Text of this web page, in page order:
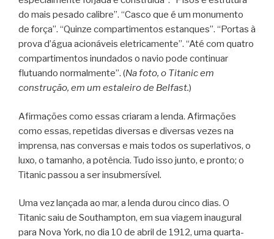
do mais pesado calibre”. “Casco que é um monumento
de força”. “Quinze compartimentos estanques”. “Portas à
prova d’água acionáveis eletricamente”. “Até com quatro
compartimentos inundados o navio pode continuar
flutuando normalmente”. (Na foto, o Titanic em
construção, em um estaleiro de Belfast.)
Afirmações como essas criaram a lenda. Afirmações
como essas, repetidas diversas e diversas vezes na
imprensa, nas conversas e mais todos os superlativos, o
luxo, o tamanho, a potência. Tudo isso junto, e pronto; o
Titanic passou a ser insubmersível.
Uma vez lançada ao mar, a lenda durou cinco dias. O
Titanic saiu de Southampton, em sua viagem inaugural
para Nova York, no dia 10 de abril de 1912, uma quarta-